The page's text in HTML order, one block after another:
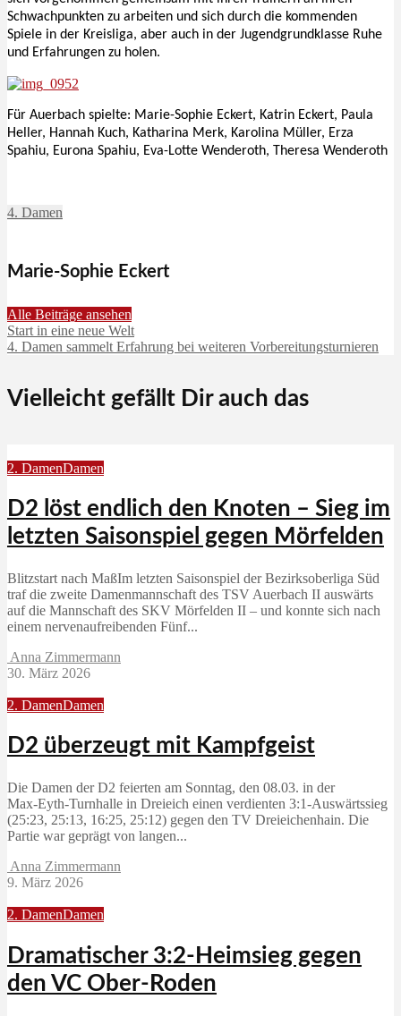
Schwachpunkten zu arbeiten und sich durch die kommenden
Spiele in der Kreisliga, aber auch in der Jugendgrundklasse Ruhe
und Erfahrungen zu holen.
Für Auerbach spielte: Marie-Sophie Eckert, Katrin Eckert, Paula
Heller, Hannah Kuch, Katharina Merk, Karolina Müller, Erza
Spahiu, Eurona Spahiu, Eva-Lotte Wenderoth, Theresa Wenderoth
4. Damen
Marie-Sophie Eckert
Alle Beiträge ansehen
Start in eine neue Welt
4. Damen sammelt Erfahrung bei weiteren Vorbereitungsturnieren
Vielleicht gefällt Dir auch das
2. DamenDamen
D2 löst endlich den Knoten – Sieg im
letzten Saisonspiel gegen Mörfelden
Blitzstart nach MaßIm letzten Saisonspiel der Bezirksoberliga Süd
traf die zweite Damenmannschaft des TSV Auerbach II auswärts
auf die Mannschaft des SKV Mörfelden II – und konnte sich nach
einem nervenaufreibenden Fünf...
Anna Zimmermann
30. März 2026
2. DamenDamen
D2 überzeugt mit Kampfgeist
Die Damen der D2 feierten am Sonntag, den 08.03. in der
Max‑Eyth‑Turnhalle in Dreieich einen verdienten 3:1‑Auswärtssieg
(25:23, 25:13, 16:25, 25:12) gegen den TV Dreieichenhain. Die
Partie war geprägt von langen...
Anna Zimmermann
9. März 2026
2. DamenDamen
Dramatischer 3:2-Heimsieg gegen
den VC Ober-Roden